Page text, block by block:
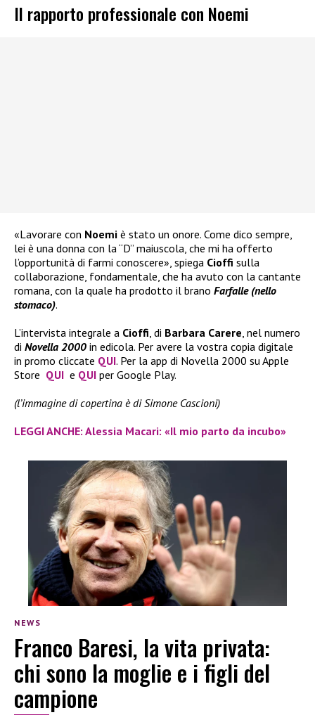
Il rapporto professionale con Noemi
«Lavorare con Noemi è stato un onore. Come dico sempre,
lei è una donna con la “D” maiuscola, che mi ha offerto
l’opportunità di farmi conoscere», spiega Cioffi sulla
collaborazione, fondamentale, che ha avuto con la cantante
romana, con la quale ha prodotto il brano Farfalle (nello
stomaco).
L’intervista integrale a Cioffi, di Barbara Carere, nel numero
di Novella 2000 in edicola. Per avere la vostra copia digitale
in promo cliccate QUI. Per la app di Novella 2000 su Apple
Store QUI e QUI per Google Play.
(l’immagine di copertina è di Simone Cascioni)
LEGGI ANCHE: Alessia Macari: «Il mio parto da incubo»
NEWS
Franco Baresi, la vita privata:
chi sono la moglie e i figli del
campione